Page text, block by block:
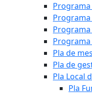
Programa
Programa
Programa
Pla de
Pla de
Pla Local
Pla